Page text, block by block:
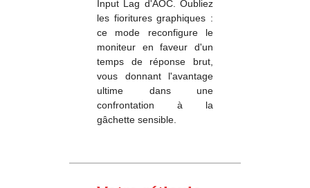
Input Lag d'AOC. Oubliez
les fioritures graphiques :
ce mode reconfigure le
moniteur en faveur d'un
temps de réponse brut,
vous donnant l'avantage
ultime dans une
confrontation à la
gâchette sensible.